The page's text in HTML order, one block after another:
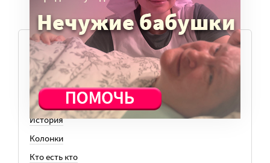
ТЕМЫ
Вера
Законы
История
Колонки
Кто есть кто